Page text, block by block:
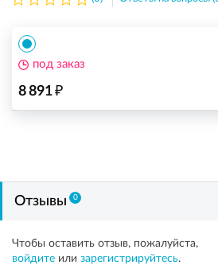
8 891₽
под заказ
Отзывы 0
Чтобы оставить отзыв, пожалуйста,
войдите или зарегистрируйтесь.